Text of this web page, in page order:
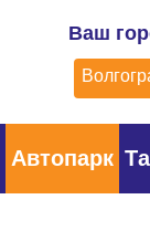
Ваш
Автопарк